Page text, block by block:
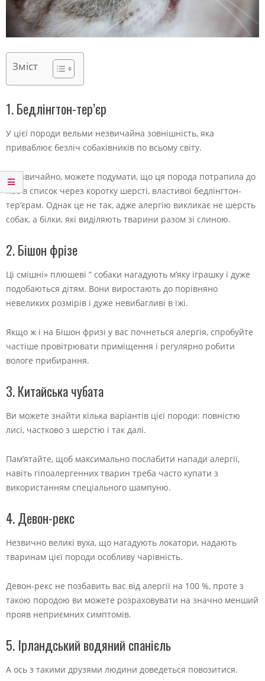
Зміст
1. Бедлінгтон-тер’єр
У цієї породи вельми незвичайна зовнішність, яка
приваблює безліч собаківників по всьому світу.
Ви, звичайно, можете подумати, що ця порода потрапила до
нас в список через коротку шерсті, властивої бедлінгтон-
тер’єрам. Однак це не так, адже алергію викликає не шерсть
собак, а білки, які виділяють тварини разом зі слиною.
2. Бішон фрізе
Ці смішні» плюшеві ” собаки нагадують м’яку іграшку і дуже
подобаються дітям. Вони виростають до порівняно
невеликих розмірів і дуже невибагливі в їжі.
Якщо ж і на Бішон фризі у вас почнеться алергія, спробуйте
частіше провітрювати приміщення і регулярно робити
вологе прибирання.
3. Китайська чубата
Ви можете знайти кілька варіантів цієї породи: повністю
лисі, частково з шерстю і так далі.
Пам’ятайте, щоб максимально послабити напади алергії,
навіть гіпоалергенних тварин треба часто купати з
використанням спеціального шампуню.
4. Девон-рекс
Незвично великі вуха, що нагадують локатори, надають
тваринам цієї породи особливу чарівність.
Девон-рекс не позбавить вас від алергії на 100 %, проте з
такою породою ви можете розраховувати на значно менший
прояв неприємних симптомів.
5. Ірландський водяний спанієль
А ось з такими друзями людини доведеться повозитися.